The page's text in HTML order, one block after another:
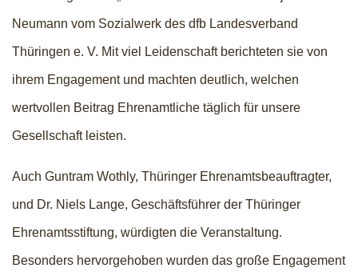
Neumann vom Sozialwerk des dfb Landesverband
Thüringen e. V. Mit viel Leidenschaft berichteten sie von
ihrem Engagement und machten deutlich, welchen
wertvollen Beitrag Ehrenamtliche täglich für unsere
Gesellschaft leisten.
Auch Guntram Wothly, Thüringer Ehrenamtsbeauftragter,
und Dr. Niels Lange, Geschäftsführer der Thüringer
Ehrenamtsstiftung, würdigten die Veranstaltung.
Besonders hervorgehoben wurden das große Engagement